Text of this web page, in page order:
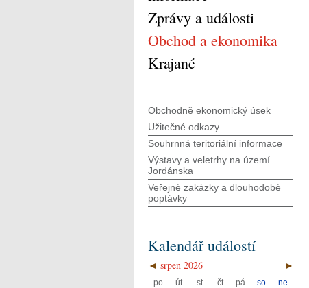
Zprávy a události
Obchod a ekonomika
Krajané
Obchodně ekonomický úsek
Užitečné odkazy
Souhrnná teritoriální informace
Výstavy a veletrhy na území
Jordánska
Veřejné zakázky a dlouhodobé
poptávky
Kalendář událostí
◄ ►
srpen 2026
po út st čt pá so
ne